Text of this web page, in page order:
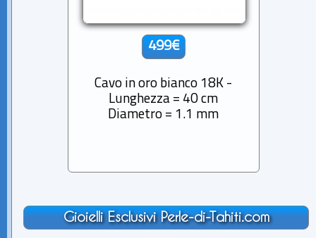
499€
Cavo in oro bianco 18K -
Lunghezza = 40 cm
Diametro = 1.1 mm
Gioielli Esclusivi Perle-di-Tahiti.com